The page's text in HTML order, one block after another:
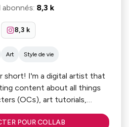
abonnés: 8,3 k
8,3 k
Art Style de vie
short! I'm a digital artist that
content about all things
(OCs), art tutorials,
& more.
POUR COLLAB